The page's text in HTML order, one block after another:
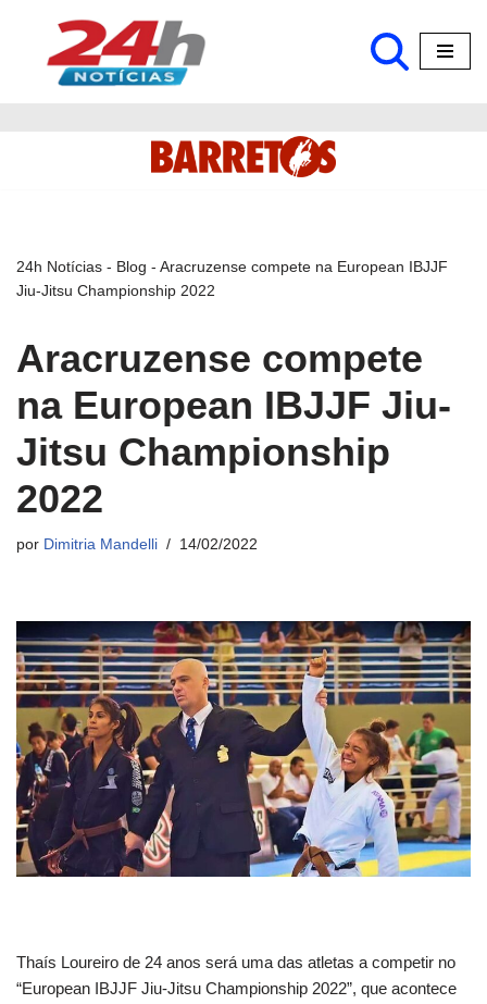
Pular
24h Notícias - Blog - Aracruzense compete na European IBJJF
Jiu-Jitsu Championship 2022
Aracruzense compete
na European IBJJF Jiu-
Jitsu Championship
2022
por Dimitria Mandelli 14/02/2022
Thaís Loureiro de 24 anos será uma das atletas a competir no
“European IBJJF Jiu-Jitsu Championship 2022”, que acontece